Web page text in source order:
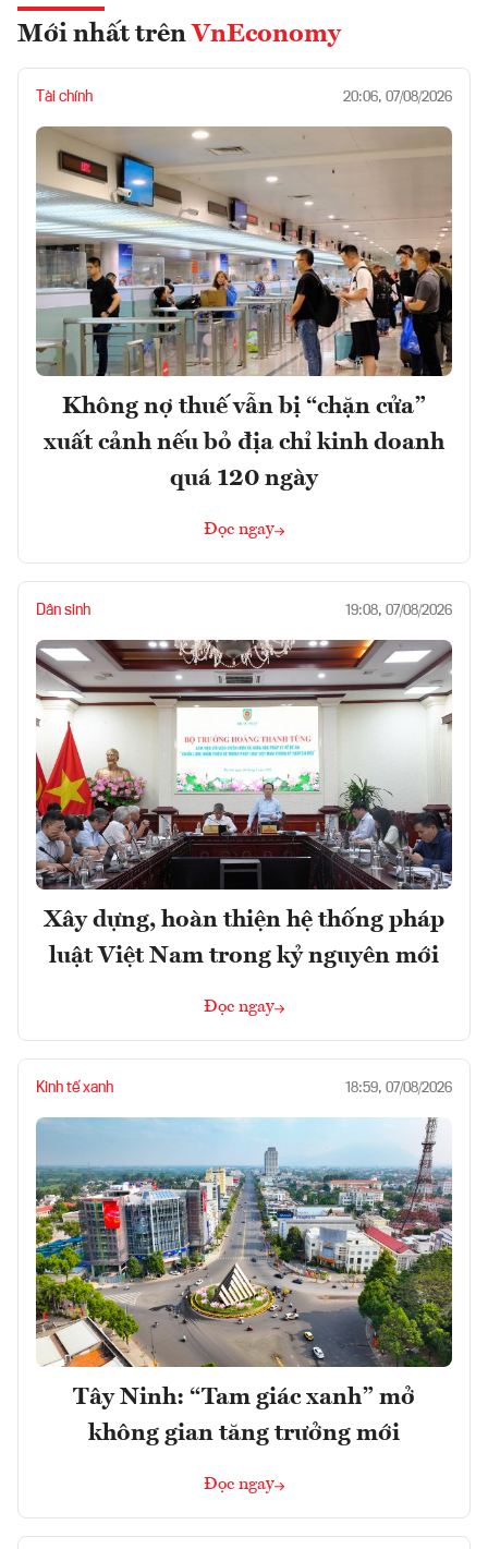
Mới nhất trên VnEconomy
Tài chính 20:06, 07/08/2026
Không nợ thuế vẫn bị “chặn cửa”
xuất cảnh nếu bỏ địa chỉ kinh doanh
quá 120 ngày
Đọc ngay
Dân sinh 19:08, 07/08/2026
Xây dựng, hoàn thiện hệ thống pháp
luật Việt Nam trong kỷ nguyên mới
Đọc ngay
Kinh tế xanh 18:59, 07/08/2026
Tây Ninh: “Tam giác xanh” mở
không gian tăng trưởng mới
Đọc ngay